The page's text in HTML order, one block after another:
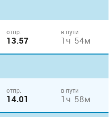
отпр.
13.57
в пути
1ч 54м
отпр.
14.01
в пути
1ч 58м